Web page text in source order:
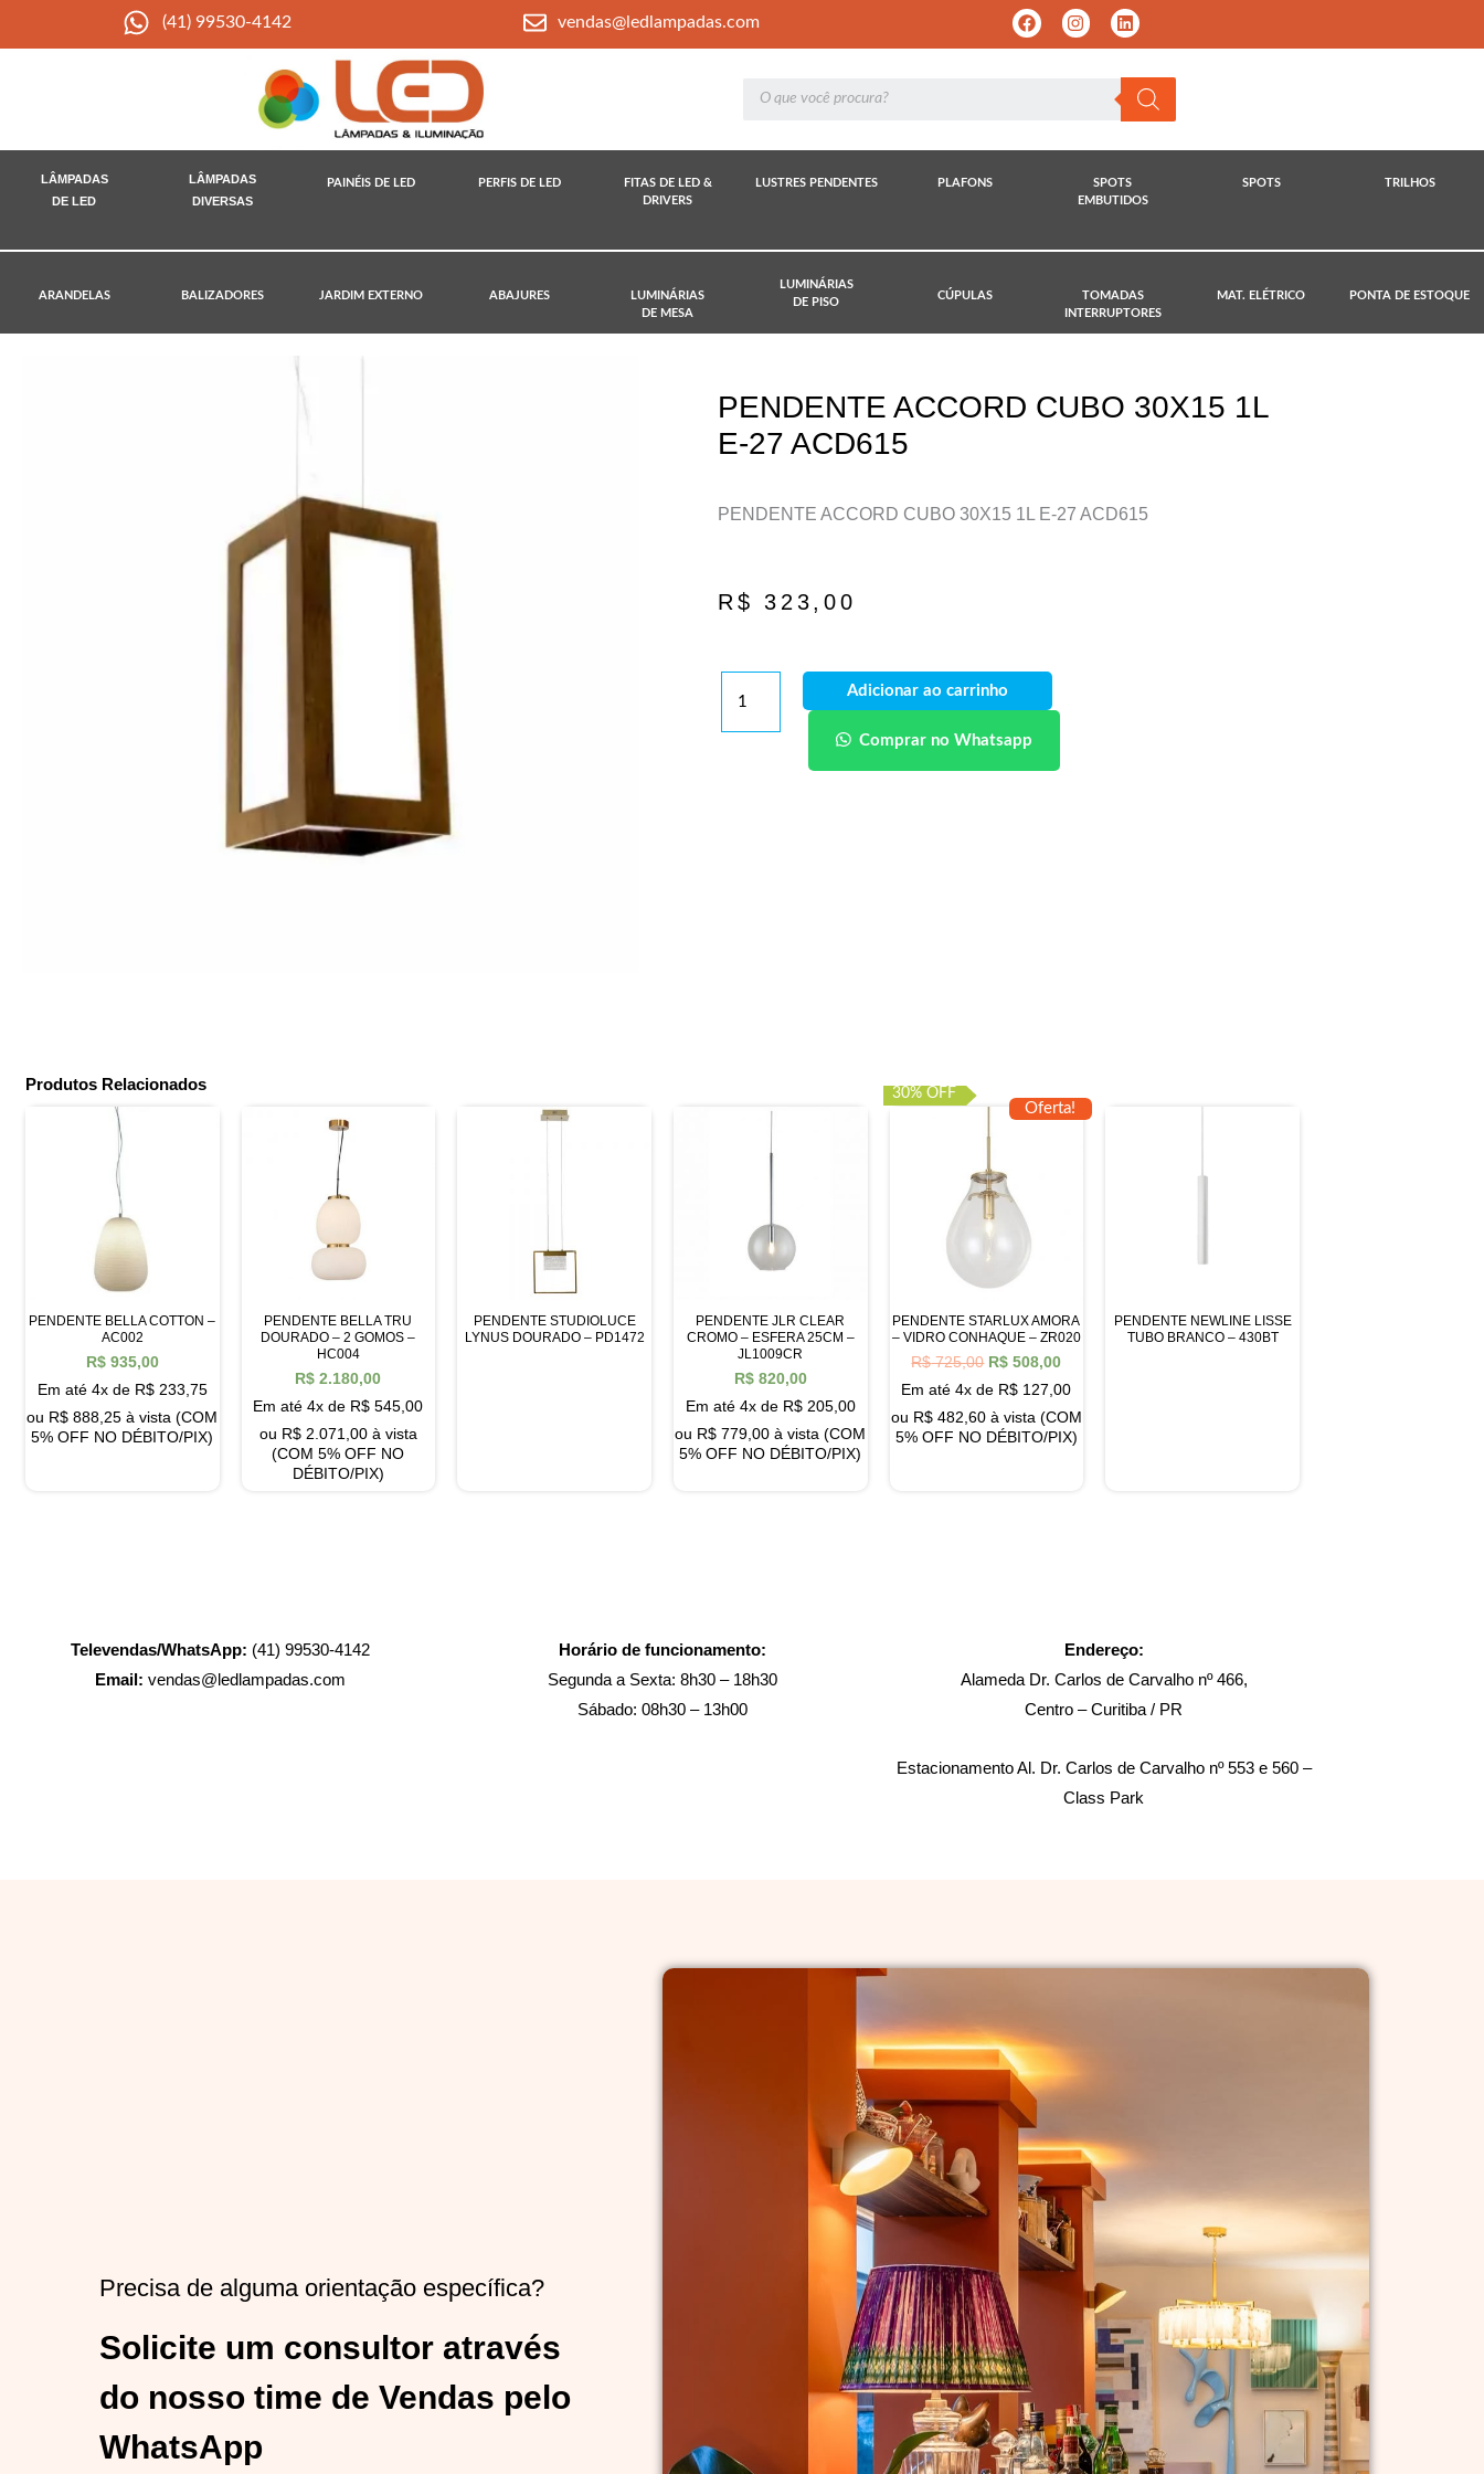
(41) 99530-4142 vendas@ledlampadas.com
LÂMPADAS
DE LED
LÂMPADAS
DIVERSAS
PAINÉIS DE LED PERFIS DE LED
FITAS DE LED &
DRIVERS
LUSTRES PENDENTES PLAFONS
SPOTS
EMBUTIDOS
SPOTS TRILHOS
ARANDELAS BALIZADORES JARDIM EXTERNO ABAJURES
LUMINÁRIAS
DE MESA
LUMINÁRIAS
DE PISO
CÚPULAS
TOMADAS
INTERRUPTORES
MAT. ELÉTRICO PONTA DE ESTOQUE
PENDENTE ACCORD CUBO 30X15 1L
E-27 ACD615
PENDENTE ACCORD CUBO 30X15 1L E-27 ACD615
R$ 323,00
Adicionar ao carrinho
Comprar no Whatsapp
Produtos Relacionados
PENDENTE BELLA COTTON –
AC002
R$935,00
Em até 4x de R$233,75
ou R$ 888,25 à vista (COM
5% OFF NO DÉBITO/PIX)
PENDENTE BELLA TRU
DOURADO – 2 GOMOS –
HC004
R$ 2.180,00
Em até 4x de R$ 545,00
ou R$2.071,00 à vista
(COM 5% OFF NO
DÉBITO/PIX)
PENDENTE STUDIOLUCE
LYNUS DOURADO – PD1472
PENDENTE JLR CLEAR
CROMO – ESFERA 25CM –
JL1009CR
R$820,00
Em até 4x de R$205,00
ou R$ 779,00 à vista (COM
5% OFF NO DÉBITO/PIX)
Oferta!
30% OFF
PENDENTE STARLUX AMORA
– VIDRO CONHAQUE – ZR020
R$725,00 R$ 508,00
Em até 4x de R$ 127,00
ou R$482,60 à vista (COM
5% OFF NO DÉBITO/PIX)
PENDENTE NEWLINE LISSE
TUBO BRANCO – 430BT
Televendas/WhatsApp: (41) 99530-4142
Email: vendas@ledlampadas.com
Horário de funcionamento:
Segunda a Sexta: 8h30 – 18h30
Sábado: 08h30 – 13h00
Endereço:
Alameda Dr. Carlos de Carvalho nº 466,
Centro – Curitiba / PR
Estacionamento Al. Dr. Carlos de Carvalho nº 553 e 560 –
Class Park
Precisa de alguma orientação específica?
Solicite um consultor através
do nosso time de Vendas pelo
WhatsApp